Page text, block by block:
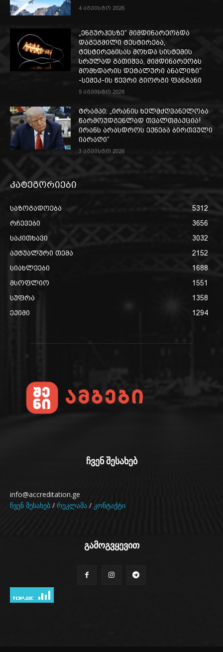
4 აგვისტო 2026
„ენგურჰესზე“ მიმდინარეობდა
დაგეგმილი ტესტირება,
ტესტირებისას მოხდა სისტემის
სრულად გათიშვა, მიმდინარეობს
მომხდარის დეტალური ანალიზი“
-სემეკ-ის წევრი გიორგი ფანგანი
5 აგვისტო 2026
ტრამპი: „ირანის ხელმძღვანელობა
წარმოუდგენლად თვალთმაქცია!
ირანს არასდროს ექნება ბირთვული
იარაღი“
3 აგვისტო 2026
კატეგორიები
საზოგადოება
5312
რჩევები
3656
საკითხავი
3032
აქტუალური თემა
2152
სიახლეები
1688
მსოფლიო
1551
სუფრა
1358
ექიმი
1294
ჩვენ შესახებ
info@accreditation.ge
ჩვენ შესახებ / რეკლამა / კონტაქტი
გამოგვყევით